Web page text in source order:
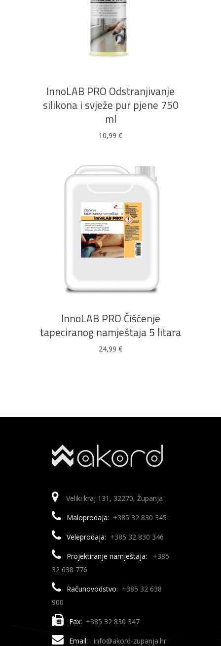
DODAJ U KOŠARICU
InnoLAB PRO Odstranjivanje
silikona i svježe pur pjene 750
ml
10,99 €
InnoLAB PRO Čišćenje
tapeciranog namještaja 5 litara
24,99 €
Veliki kraj 131, 32270, Županja
Maloprodaja: +385 32 830 345
Veleprodaja: +385 32 830 346
Projektiranje namještaja:
+385
32 638 776
Računovodstvo: +385 32 638
900
Fax: +385 32 830 347
Email: info@akord-zupanja.hr